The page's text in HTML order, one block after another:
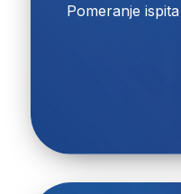
Pomeranje ispita